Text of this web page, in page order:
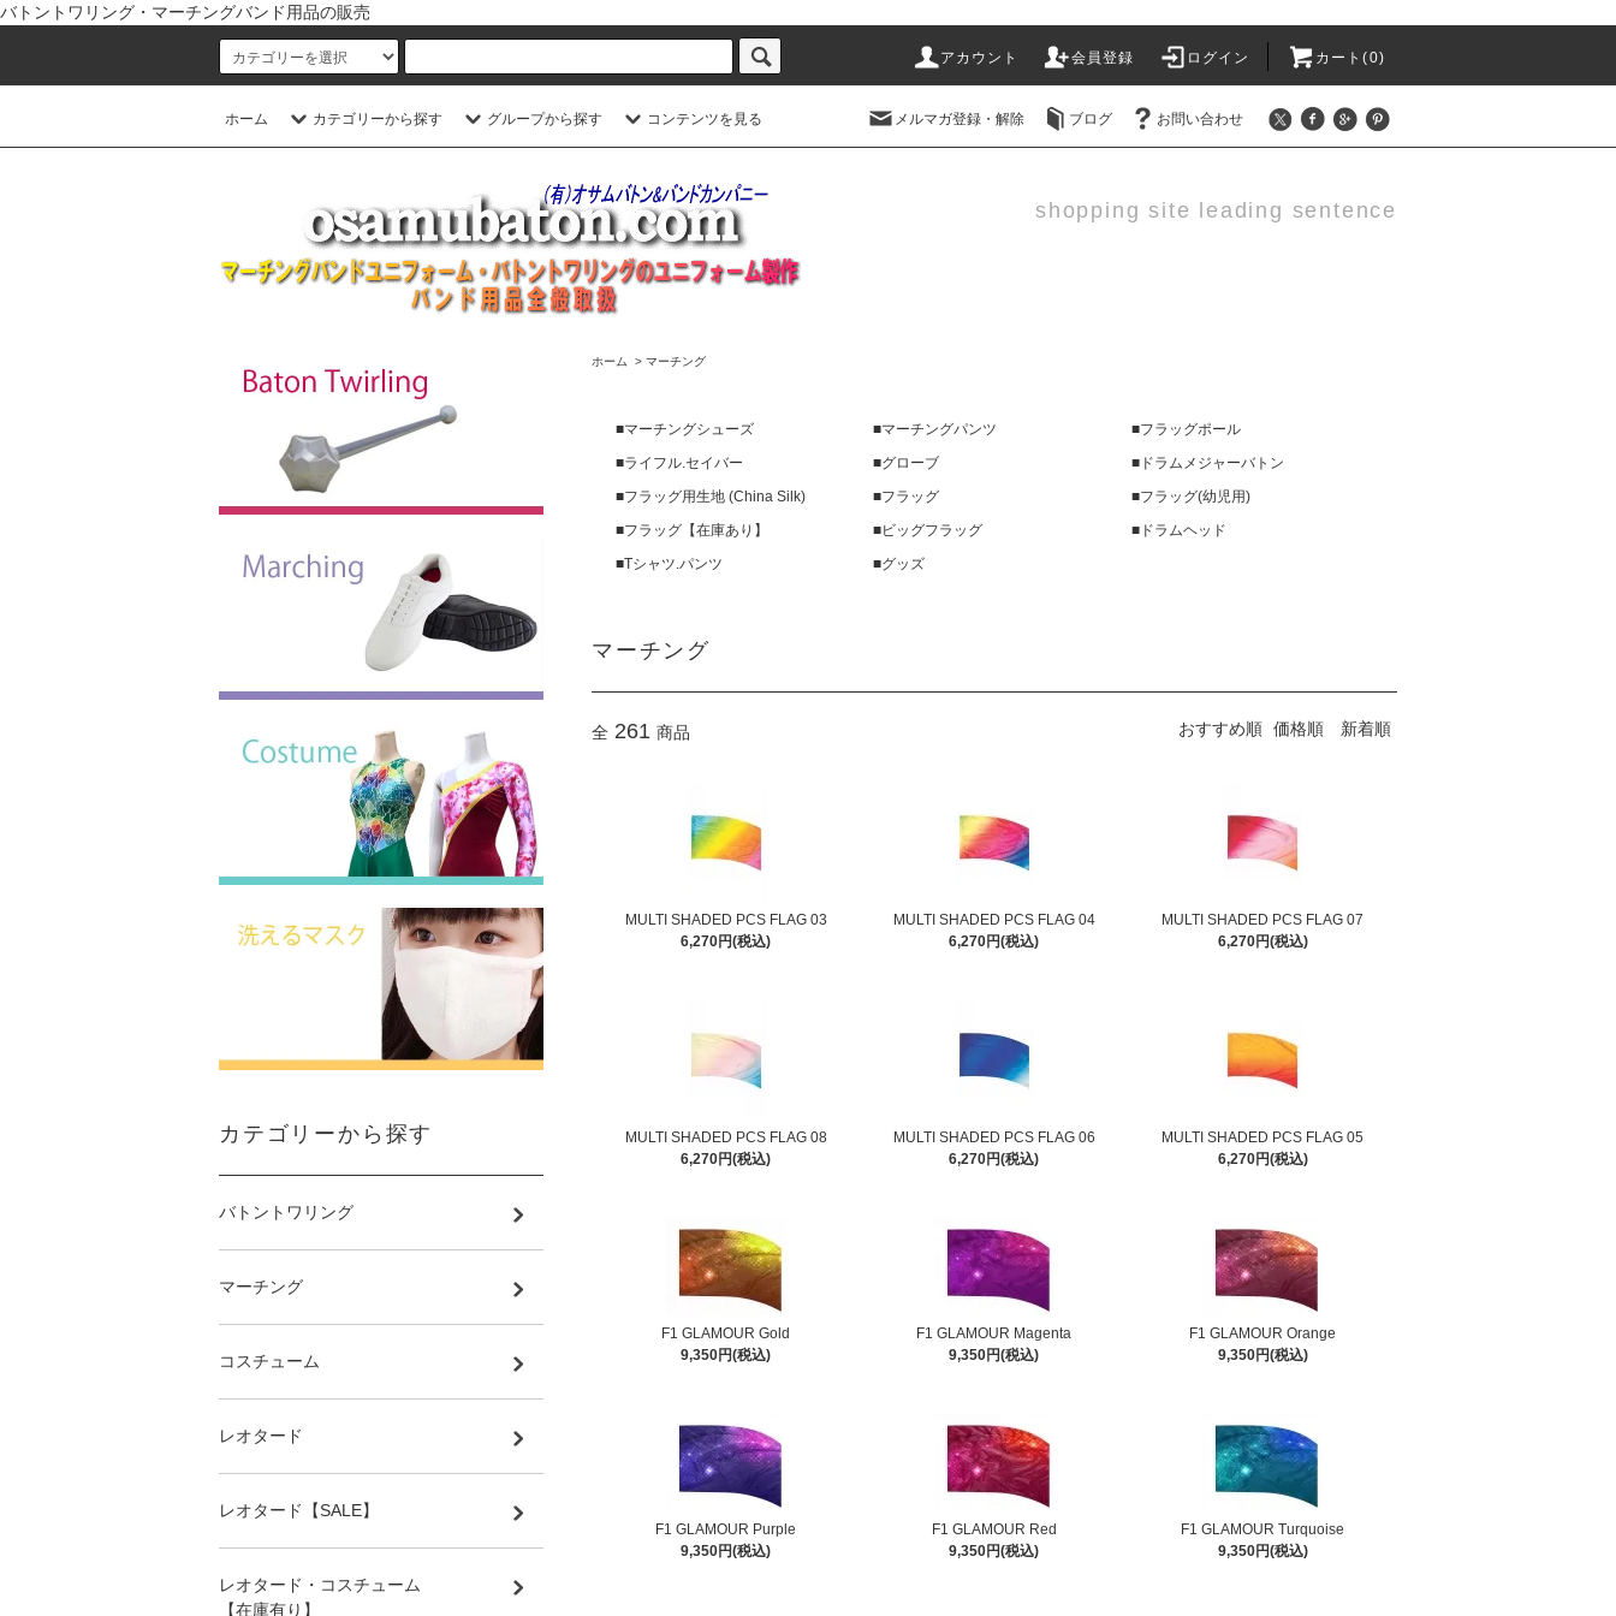
バトントワリング・マーチングバンド用品の販売
アカウント 会員登録 ログイン カート(0)
ホーム カテゴリーから探す グループから探す コンテンツを見る メルマガ登録・解除 ブログ お問い合わせ
shopping site leading sentence
ホーム > マーチング
■マーチングシューズ ■マーチングパンツ
■フラッグポール
■ライフル.セイバー
■グローブ
■ドラムメジャーバトン
■フラッグ用生地 (China Silk)
■フラッグ
■フラッグ(幼児用)
■フラッグ【在庫あり】
■ビッグフラッグ
■ドラムヘッド
■Tシャツ.パンツ
■グッズ
マーチング
全 261 商品 おすすめ順 価格順 新着順
MULTI SHADED PCS FLAG 03
6,270円(税込)
MULTI SHADED PCS FLAG 04
6,270円(税込)
MULTI SHADED PCS FLAG 07
6,270円(税込)
MULTI SHADED PCS FLAG 08
6,270円(税込)
MULTI SHADED PCS FLAG 06
6,270円(税込)
MULTI SHADED PCS FLAG 05
6,270円(税込)
F1 GLAMOUR Gold
9,350円(税込)
F1 GLAMOUR Magenta
9,350円(税込)
F1 GLAMOUR Orange
9,350円(税込)
F1 GLAMOUR Purple
9,350円(税込)
F1 GLAMOUR Red
9,350円(税込)
F1 GLAMOUR Turquoise
9,350円(税込)
カテゴリーから探す
バトントワリング
マーチング
コスチューム
レオタード
レオタード【SALE】
レオタード・コスチューム
【在庫有り】